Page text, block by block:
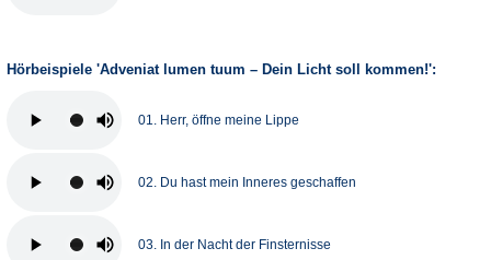
Hörbeispiele 'Adveniat lumen tuum – Dein Licht soll kommen!':
01. Herr, öffne meine Lippe
02. Du hast mein Inneres geschaffen
03. In der Nacht der Finsternisse